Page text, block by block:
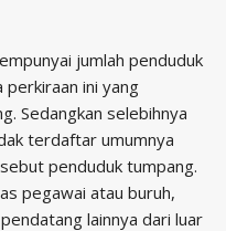
jumlah penduduk
ini yang
Sedangkan selebihnya
terdaftar umumnya
penduduk tumpang.
pegawai atau buruh,
lainnya dari luar